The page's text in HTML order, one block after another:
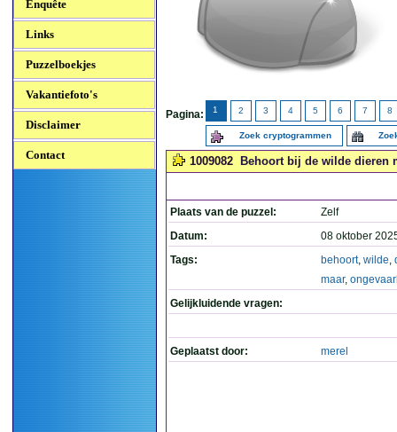
Enquête
Links
Puzzelboekjes
Vakantiefoto's
Disclaimer
Contact
Pagina: 1 2 3 4 5 6 7 8
Zoek cryptogrammen
1009082 Behoort bij de wilde dieren
Plaats van de puzzel:
Zelf
Datum:
08 oktober
Tags:
behoort, wilde,
maar,
Gelijkluidende vragen:
Geplaatst door: merel